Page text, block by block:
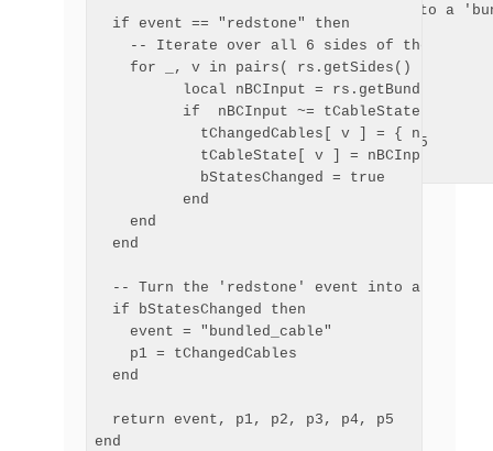
event into a '
if bStatesChanged
then
event = " bundled_cable"
p1 = tChangedCables
event, p1, p2, p3, p4, p5
  if event == "redstone" then
-- Iterate over all 6 sides of the
    for _, v in pairs( rs.getSides() ) do
local nBCInput =
if  nBCInput ~= tCableState[ v ]
tChangedCables[ v ] = {
tCableState[ v ] = nBCInput  --
            bStatesChanged = true
          end
    end
  end
-- Turn the 'redstone' event into a
  if bStatesChanged then
    event = "bundled_cable"
    p1 = tChangedCables
  end
  return event, p1, p2, p3, p4, p5
end